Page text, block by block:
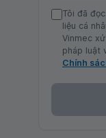
Tôi đã
liệu cá
Vinmec
pháp luật
Chính